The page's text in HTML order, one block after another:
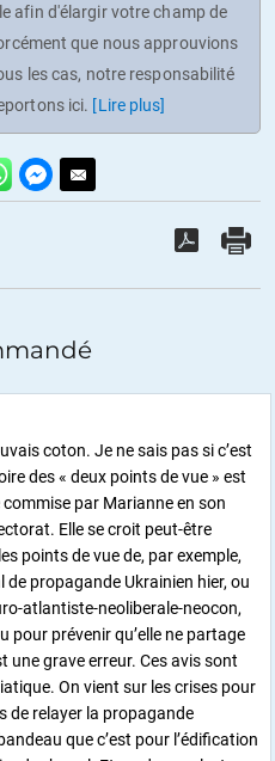
afin d'élargir votre champ de
que nous approuvions
les cas, notre responsabilité
ici. [Lire plus]
coton. Je ne sais pas si c’est
des « deux points de vue » est
par Marianne en son
Elle se croit peut-être
points de vue de, par exemple,
de propagande Ukrainien hier, ou
atlantiste-neoliberale-neocon,
pour prévenir qu’elle ne partage
une grave erreur. Ces avis sont
On vient sur les crises pour
de relayer la propagande
que c’est pour l’édification